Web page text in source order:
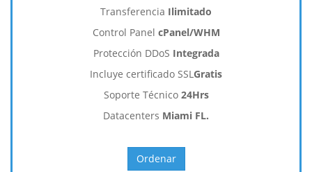
Transferencia Ilimitado
Control Panel cPanel/WHM
Protección DDoS Integrada
Incluye certificado SSLGratis
Soporte Técnico 24Hrs
Datacenters Miami FL.
Ordenar